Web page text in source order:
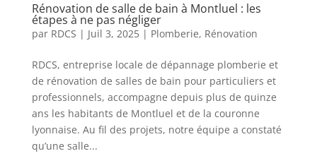
Rénovation de salle de bain à Montluel : les
étapes à ne pas négliger
par RDCS | Juil 3, 2025| Plomberie, Rénovation
RDCS, entreprise locale de dépannage plomberie et
de rénovation de salles de bain pour particuliers et
professionnels, accompagne depuis plus de quinze
ans les habitants de Montluel et de la couronne
lyonnaise. Au fil des projets, notre équipe a constaté
qu’une salle...